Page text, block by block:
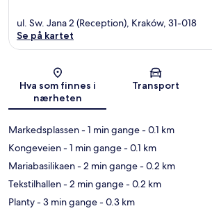
Kart
ul. Sw. Jana 2 (Reception), Kraków, 31-018
Se på kartet
Hva som finnes i
nærheten
Transport
Markedsplassen- 1 min gange- 0.1 km
Kongeveien- 1 min gange- 0.1 km
Mariabasilikaen- 2 min gange- 0.2 km
Tekstilhallen- 2 min gange- 0.2 km
Planty- 3 min gange- 0.3 km